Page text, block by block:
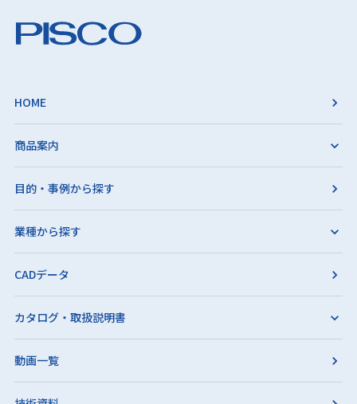
HOME
商品案内
目的・事例から探す
業種から探す
CADデータ
カタログ・取扱説明書
動画一覧